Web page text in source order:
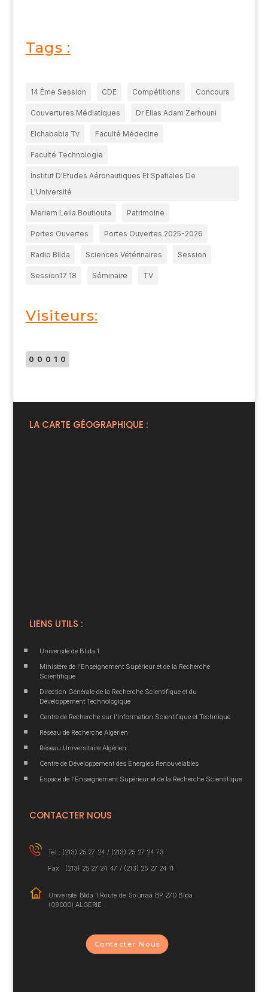
Tags :
14 Éme Session CDE Compétitions Concours
Couvertures Médiatiques Dr Elias Adam Zerhouni
Elchababia Tv Faculté Médecine
Faculté Technologie
Institut D'Etudes Aéronautiques Et Spatiales De
L'Université
Meriem Leila Boutiouta Patrimoine
Portes Ouvertes Portes Ouvertes 2025-2026
Radio Blida Sciences Vétérinaires Session
Session17 18 Séminaire TV
Visiteurs:
00010
LA CARTE GÉOGRAPHIQUE :
LIENS UTILS :
^ Université de Blida 1
^
Ministère de l’Enseignement Supérieur et de la Recherche
Scientifique
^
Direction Générale de la Recherche Scientifique et du
Développement Technologique
^ Centre de Recherche sur l’Information Scientifique et Technique
^ Réseau de Recherche Algérien
^ Réseau Universitaire Algérien
^ Centre de Développement des Energies Renouvelables
^ Espace de l’Enseignement Supérieur et de la Recherche Scientifique
CONTACTER NOUS
Tél : (213) 25 27 24 / (213) 25 27 24 73
Fax : (213) 25 27 24 47 / (213) 25 27 24 11
Université Blida 1 Route de Soumaa BP 270 Blida
(09000) ALGERIE
Contacter Nous